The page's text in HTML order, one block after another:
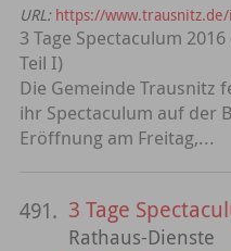
URL: https://
3 Tage Spectaculum
Teil I)
Die Gemeinde Trausnitz
ihr Spectaculum auf der
Eröffnung am Freitag,...
491. 3 Tage
Rathaus-Dienste